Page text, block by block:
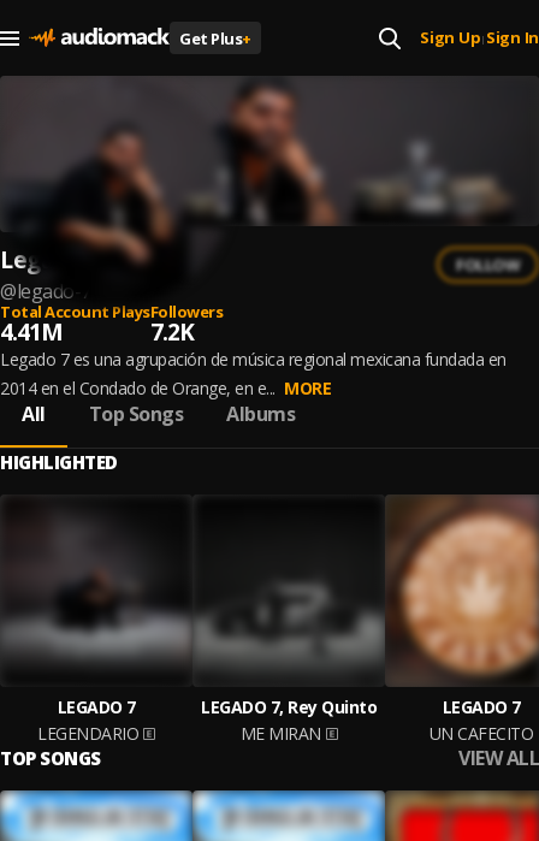
Get Plus+ Sign Up| Sign In
Legado 7
@legado-7
FOLLOW
Total Account Plays
4.41M
Followers
7.2K
Legado 7 es una agrupación de música regional mexicana fundada en
2014 en el Condado de Orange, en e... MORE
All Top Songs Albums
HIGHLIGHTED
LEGADO 7
LEGENDARIO
LEGADO 7, Rey Quinto
ME MIRAN
LEGADO 7
UN CAFECITO
TOP SONGS VIEW ALL